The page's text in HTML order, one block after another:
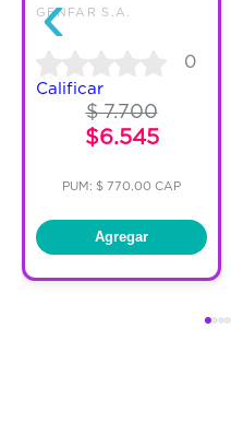
‹
GENFAR S.A.
0
Calificar
$ 7.700
$6.545
PUM: $ 770.00 CAP
Agregar